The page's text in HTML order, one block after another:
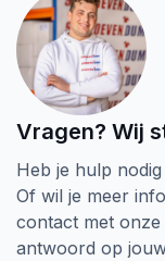
schroeven hout
van Deeldraad
schroeven loopt
komt er bij
hout als je twee
De aandrijving
Er zijn
de Kruiskop
voorkomende
Vragen? Wij
Heb je hulp
Of wil je meer
contact met
antwoord op